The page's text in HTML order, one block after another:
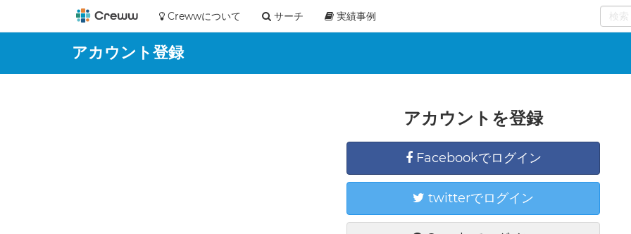
Crewwについて サーチ 実績事例
0
アカウント登録
アカウントを登録
Facebookでログイン
twitterでログイン